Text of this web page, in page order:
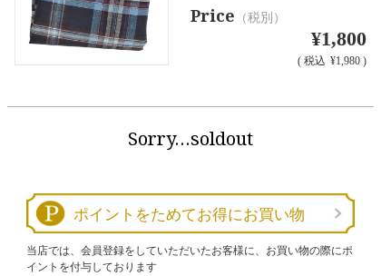
Price （税別）
¥1,800
( 税込 ¥1,980 )
Sorry…soldout
ポイントをためてお得にお買い物
当店では、会員登録をしていただいたお客様に、お買い物の際にポ
イントを付与しております